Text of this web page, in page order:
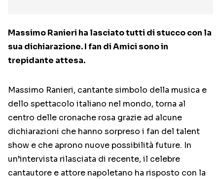
Massimo Ranieri ha lasciato tutti di stucco con la
sua dichiarazione. I fan di Amici sono in
trepidante attesa.
Massimo Ranieri, cantante simbolo della musica e
dello spettacolo italiano nel mondo, torna al
centro delle cronache rosa grazie ad alcune
dichiarazioni che hanno sorpreso i fan del talent
show e che aprono nuove possibilità future. In
un’intervista rilasciata di recente, il celebre
cantautore e attore napoletano ha risposto con la